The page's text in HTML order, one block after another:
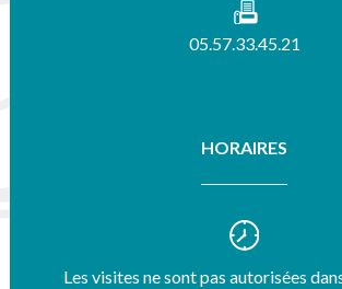
05.57.33.45.21
HORAIRES
Les visites ne sont pas autorisées